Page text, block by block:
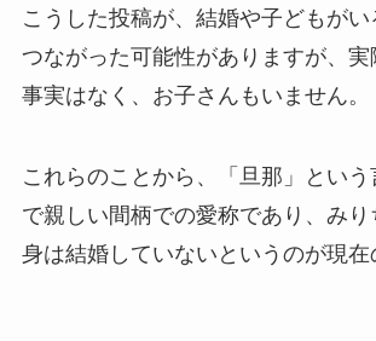
こうした投稿が、結婚や子どもがい
つながった可能性がありますが、
事実はなく、お子さんもいません。
これらのことから、「旦那」という
で親しい間柄での愛称であり、みり
身は結婚していないというのが現在